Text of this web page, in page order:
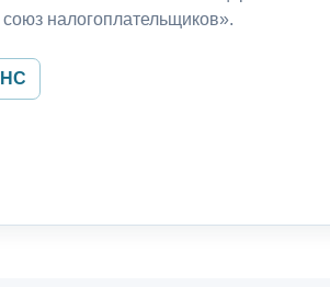
налогоплательщиков».